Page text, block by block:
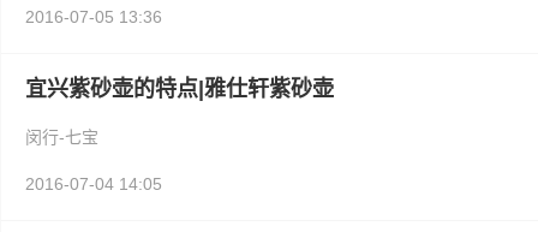
2016-07-05 13:36
宜兴紫砂壶的特点|雅仕轩紫砂壶
闵行-七宝
2016-07-04 14:05